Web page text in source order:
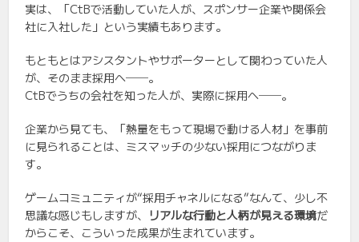
実は、「CtBで活動していた人が、スポンサー企業や関係会
社に入社した」という実績もあります。
もともとはアシスタントやサポーターとして関わっていた人
が、そのまま採用へ──。
CtBでうちの会社を知った人が、実際に採用へ──。
企業から見ても、「熱量をもって現場で動ける人材」を事前
に見られることは、ミスマッチの少ない採用につながりま
す。
ゲームコミュニティが“採用チャネルになる”なんて、少し不
思議な感じもしますが、 リアルな行動と人柄が見える環境だ
からこそ、こういった成果が生まれています。